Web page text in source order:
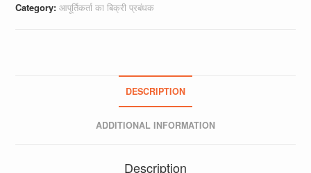
Category:आपूर्तिकर्ता का बिक्री प्रबंधक
DESCRIPTION
ADDITIONAL INFORMATION
Description